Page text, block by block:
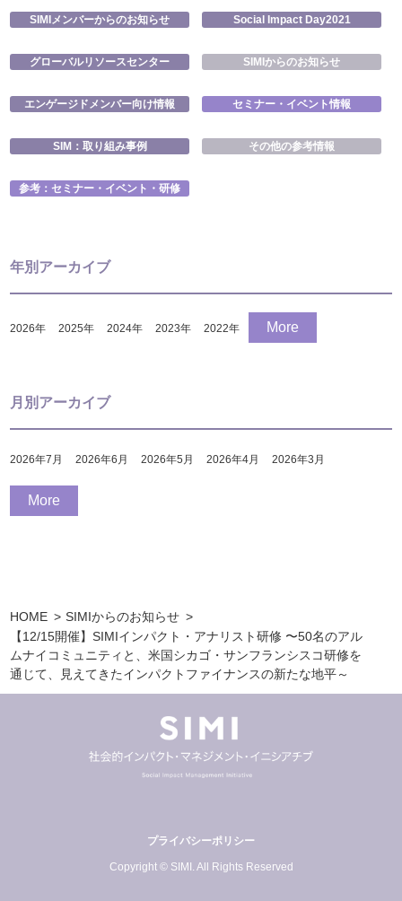
SIMIメンバーからのお知らせ Social Impact Day2021
グローバルリソースセンター SIMIからのお知らせ
エンゲージドメンバー向け情報 セミナー・イベント情報
SIM：取り組み事例 その他の参考情報
参考：セミナー・イベント・研修
年別アーカイブ
2026年 2025年 2024年 2023年 2022年 More
月別アーカイブ
2026年7月 2026年6月 2026年5月 2026年4月 2026年3月
More
HOME
SIMIからのお知らせ
【12/15開催】SIMIインパクト・アナリスト研修 〜50名のアル
ムナイコミュニティと、米国シカゴ・サンフランシスコ研修を
通じて、見えてきたインパクトファイナンスの新たな地平～
プライバシーポリシー
Copyright © SIMI. All Rights Reserved